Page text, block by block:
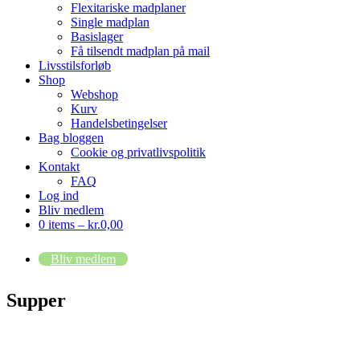
Flexitariske madplaner
Single madplan
Basislager
Få tilsendt madplan på mail
Livsstilsforløb
Shop
Webshop
Kurv
Handelsbetingelser
Bag bloggen
Cookie og privatlivspolitik
Kontakt
FAQ
Log ind
Bliv medlem
0 items – kr.0,00
Bliv medlem
Supper